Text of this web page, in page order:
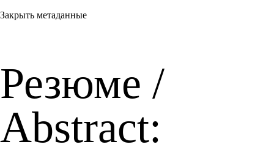
Закрыть метаданные
Резюме /
Abstract: